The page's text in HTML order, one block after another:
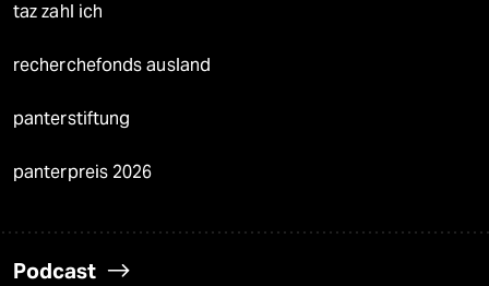
taz zahl ich
recherchefonds ausland
panterstiftung
panterpreis 2026
Podcast